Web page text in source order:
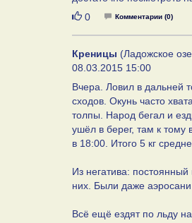
Нравится
0 Комментарии (0)
Креницы (Ладожское
08.03.2015 15:00
Вчера. Ловил в дальней
сходов. Окунь часто
толпы. Народ бегал и
ушёл в берег, там к тому
в 18:00. Итого 5 кг
Из негатива:
них. Были даже
Всё ещё ездят по льду